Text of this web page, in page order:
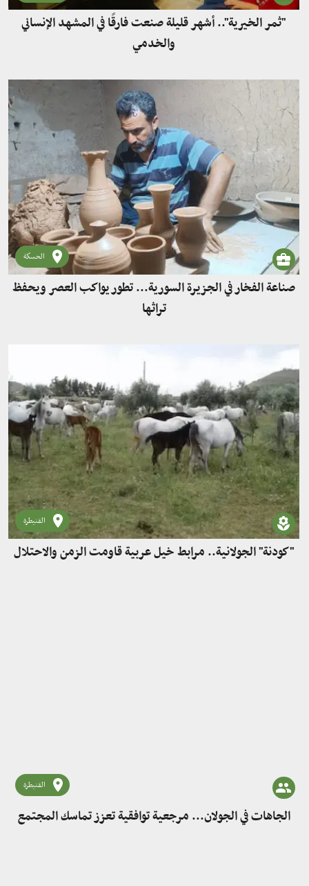
"ثمر الخيرية".. أشهر قليلة صنعت فارقًا في المشهد الإنساني
والخدمي
الحسكة
صناعة الفخار في الجزيرة السورية... تطور يواكب العصر ويحفظ
تراثها
القنيطرة
"كودنة" الجولانية.. مرابط خيل عربية قاومت الزمن والاحتلال
القنيطرة
الجاهات في الجولان... مرجعية توافقية تعزز تماسك المجتمع